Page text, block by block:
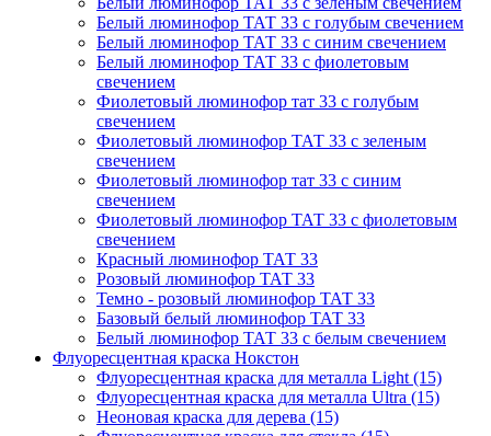
Белый люминофор ТАТ 33 с голубым свечением
Белый люминофор ТАТ 33 с синим свечением
Белый люминофор ТАТ 33 с фиолетовым
свечением
Фиолетовый люминофор тат 33 с голубым
свечением
Фиолетовый люминофор ТАТ 33 с зеленым
свечением
Фиолетовый люминофор тат 33 с синим
свечением
Фиолетовый люминофор ТАТ 33 с фиолетовым
свечением
Красный люминофор ТАТ 33
Розовый люминофор ТАТ 33
Темно - розовый люминофор ТАТ 33
Базовый белый люминофор ТАТ 33
Белый люминофор ТАТ 33 с белым свечением
Флуоресцентная краска Нокстон
Флуоресцентная краска для металла Light (15)
Флуоресцентная краска для металла Ultra (15)
Неоновая краска для дерева (15)